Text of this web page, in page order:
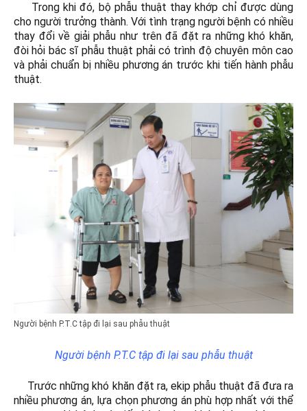
Trong khi đó, bộ phẫu thuật thay khớp chỉ được dùng
cho người trưởng thành. Với tình trạng người bệnh có nhiều
thay đổi về giải phẫu như trên đã đặt ra những khó khăn,
đòi hỏi bác sĩ phẫu thuật phải có trình độ chuyên môn cao
và phải chuẩn bị nhiều phương án trước khi tiến hành phẫu
thuật.
Người bệnh P.T.C tập đi lại sau phẫu thuật
Người bệnh P.T.C tập đi lại sau phẫu thuật
Trước những khó khăn đặt ra, ekip phẫu thuật đã đưa ra
nhiều phương án, lựa chọn phương án phù hợp nhất với thể